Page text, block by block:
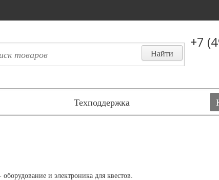
+7
Техподдержка
оборудование и электроника для квестов.